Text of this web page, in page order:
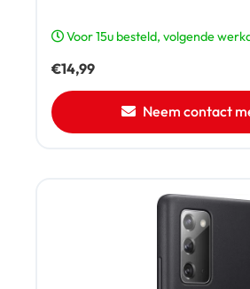
Voor 15u besteld, volgende
€14,99
Neem contact